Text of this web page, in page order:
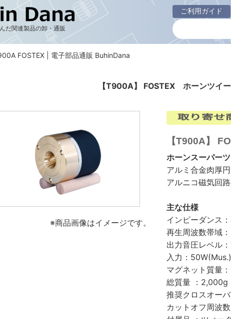
だ関連製品の卸・通販
ご利用ガイド
【T900A】 FOSTEX ホーンツイ
FOSTEX | 電子部品通販 BuhinDana
※商品画像はイメージです。
【T900A】
ホーンスーパー
アルミ合金肉厚
アルニコ磁気回
主な仕様
インピーダンス
再生周波数帯域
出力音圧レベル
入力：50W(Mus.)
マグネット質量
総質量 ：2,000g
推奨クロスオー
カットオフ周波